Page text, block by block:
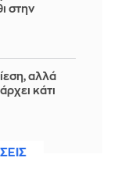
στην
αλλά
κάτι